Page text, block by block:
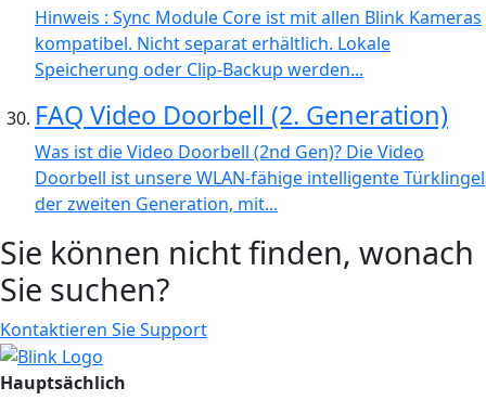
Hinweis : Sync Module Core ist mit allen Blink Kameras
kompatibel. Nicht separat erhältlich. Lokale
Speicherung oder Clip-Backup werden...
FAQ Video Doorbell (2. Generation)
Was ist die Video Doorbell (2nd Gen)? Die Video
Doorbell ist unsere WLAN-fähige intelligente Türklingel
der zweiten Generation, mit...
Sie können nicht finden, wonach
Sie suchen?
Kontaktieren Sie Support
Hauptsächlich